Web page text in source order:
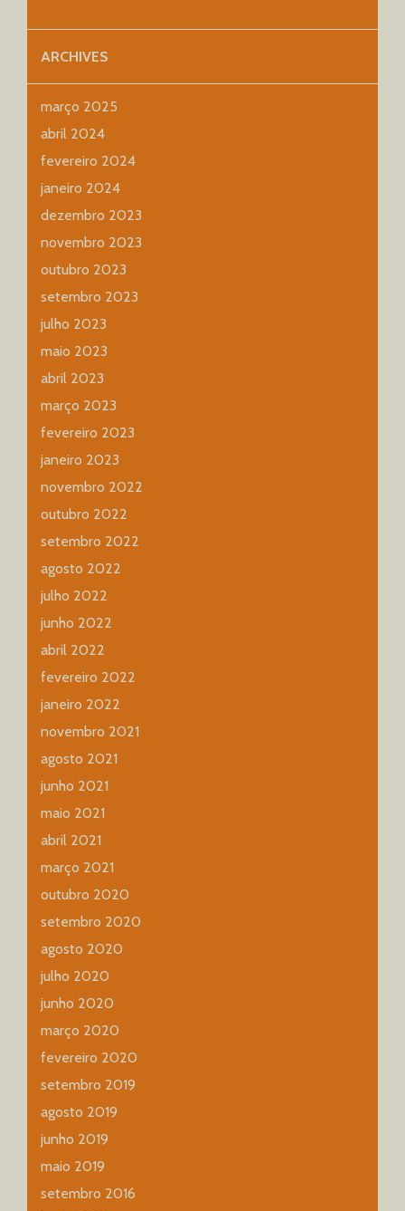
ARCHIVES
março 2025
abril 2024
fevereiro 2024
janeiro 2024
dezembro 2023
novembro 2023
outubro 2023
setembro 2023
julho 2023
maio 2023
abril 2023
março 2023
fevereiro 2023
janeiro 2023
novembro 2022
outubro 2022
setembro 2022
agosto 2022
julho 2022
junho 2022
abril 2022
fevereiro 2022
janeiro 2022
novembro 2021
agosto 2021
junho 2021
maio 2021
abril 2021
março 2021
outubro 2020
setembro 2020
agosto 2020
julho 2020
junho 2020
março 2020
fevereiro 2020
setembro 2019
agosto 2019
junho 2019
maio 2019
setembro 2016